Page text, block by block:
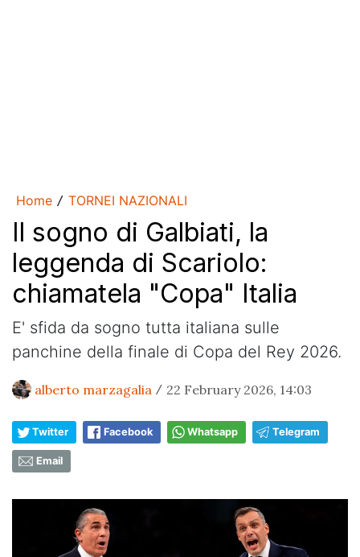
Home / TORNEI NAZIONALI
Il sogno di Galbiati, la
leggenda di Scariolo:
chiamatela "Copa" Italia
E' sfida da sogno tutta italiana sulle
panchine della finale di Copa del Rey 2026.
alberto marzagalia / 22 February 2026, 14:03
Twitter Facebook Whatsapp Telegram
Email